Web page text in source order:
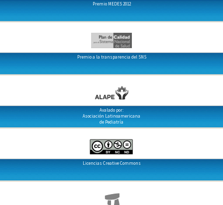
Premio MEDES 2012
Premio a la transparencia del SNS
Avalado por:
Asociación Latinoamericana
de Pediatría
Licencias Creative Commons